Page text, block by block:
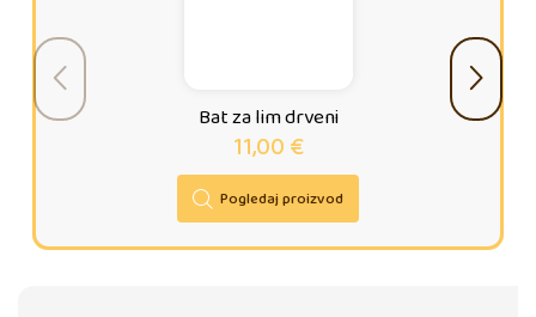
Bat za lim drveni
11,00€
Pogledaj proizvod